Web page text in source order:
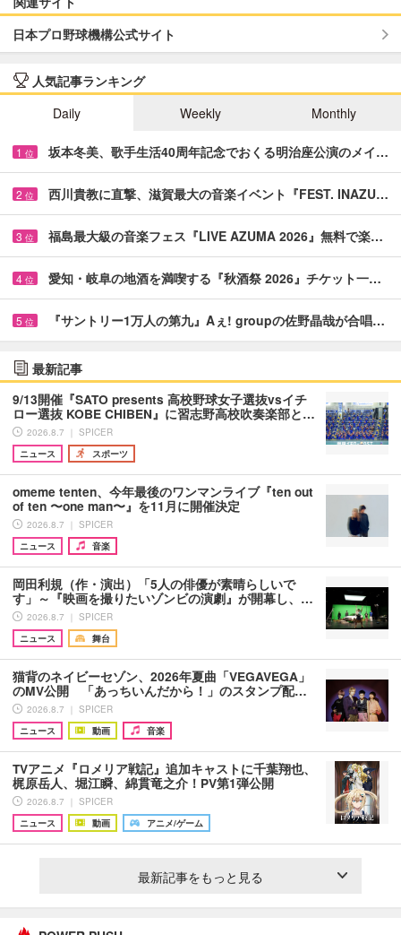
日本プロ野球機構公式サイト
人気記事ランキング
Daily
Weekly Monthly
1 位 坂本冬美、歌手生活40周年記念でおくる明治座公演のメイ…
2 位 西川貴教に直撃、滋賀最大の音楽イベント『FEST. INAZU…
3 位 福島最大級の音楽フェス『LIVE AZUMA 2026』無料で楽…
4 位 愛知・岐阜の地酒を満喫する『秋酒祭 2026』チケット一…
5 位 『サントリー1万人の第九』Aぇ! groupの佐野晶哉が合唱…
最新記事
9/13開催『SATO presents 高校野球女子選抜vsイチ
ロー選抜 KOBE CHIBEN』に習志野高校吹奏楽部と…
2026.8.7 ｜ SPICER
ニュース
スポーツ
omeme tenten、今年最後のワンマンライブ『ten out
of ten 〜one man〜』を11月に開催決定
2026.8.7 ｜ SPICER
ニュース
音楽
岡田利規（作・演出）「5人の俳優が素晴らしいで
す」～『映画を撮りたいゾンビの演劇』が開幕し、…
2026.8.7 ｜ SPICER
ニュース
舞台
猫背のネイビーセゾン、2026年夏曲「VEGAVEGA」
のMV公開 「あっちいんだから！」のスタンプ配…
2026.8.7 ｜ SPICER
ニュース
動画 音楽
TVアニメ『ロメリア戦記』追加キャストに千葉翔也、
梶原岳人、堀江瞬、綿貫竜之介！PV第1弾公開
2026.8.7 ｜ SPICER
ニュース
動画 アニメ/ゲーム
最新記事をもっと見る